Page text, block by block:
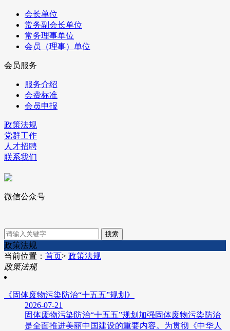
会长单位
常务副会长单位
常务理事单位
会员（理事）单位
会员服务
服务介绍
会费标准
会员申报
政策法规
党群工作
人才招聘
联系我们
微信公众号
政策法规
当前位置： 首页> 政策法规
政策法规
《固体废物污染防治“十五五”规划》
2026-07-21
固体废物污染防治“十五五”规划加强固体废物污染防治
是全面推进美丽中国建设的重要内容。为贯彻《中华人